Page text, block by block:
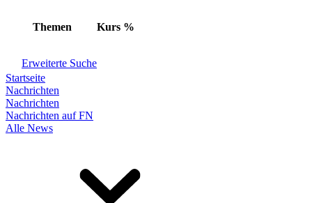
Themen Kurs %
Erweiterte Suche
Startseite
Nachrichten
Nachrichten
Nachrichten auf FN
Alle News